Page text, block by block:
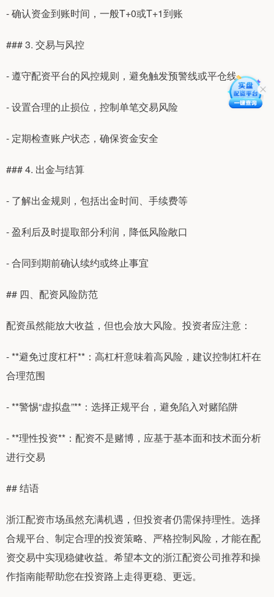
- 确认资金到账时间，一般T+0或T+1到账
### 3. 交易与风控
- 遵守配资平台的风控规则，避免触发预警线或平仓线
- 设置合理的止损位，控制单笔交易风险
- 定期检查账户状态，确保资金安全
### 4. 出金与结算
- 了解出金规则，包括出金时间、手续费等
- 盈利后及时提取部分利润，降低风险敞口
- 合同到期前确认续约或终止事宜
## 四、配资风险防范
配资虽然能放大收益，但也会放大风险。投资者应注意：
- **避免过度杠杆**：高杠杆意味着高风险，建议控制杠杆在
合理范围
- **警惕“虚拟盘”**：选择正规平台，避免陷入对赌陷阱
- **理性投资**：配资不是赌博，应基于基本面和技术面分析
进行交易
## 结语
浙江配资市场虽然充满机遇，但投资者仍需保持理性。选择
合规平台、制定合理的投资策略、严格控制风险，才能在配
资交易中实现稳健收益。希望本文的浙江配资公司推荐和操
作指南能帮助您在投资路上走得更稳、更远。